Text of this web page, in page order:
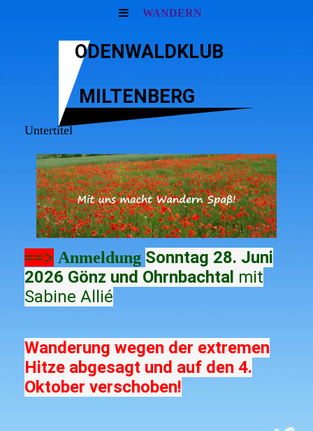
WANDERN
ODENWALDKLUB
MILTENBERG
Untertitel
==> Anmeldung Sonntag 28. Juni
2026 Gönz und Ohrnbachtal mit
Sabine Allié
Wanderung wegen der extremen
Hitze abgesagt und auf den 4.
Oktober verschoben!